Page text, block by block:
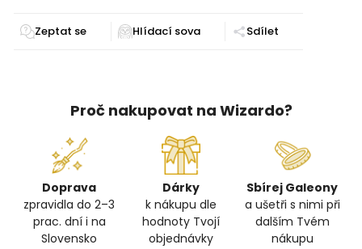
Zeptat se Sdílet
Proč nakupovat na Wizardo?
Doprava
zpravidla do 2–3
prac. dní i na
Slovensko
Dárky
k nákupu dle
hodnoty Tvojí
objednávky
Sbírej Galeony
a ušetři s nimi při
dalším Tvém
nákupu